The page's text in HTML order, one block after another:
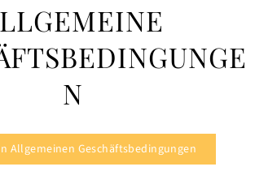
N
Allgemeinen Geschäftsbedingungen